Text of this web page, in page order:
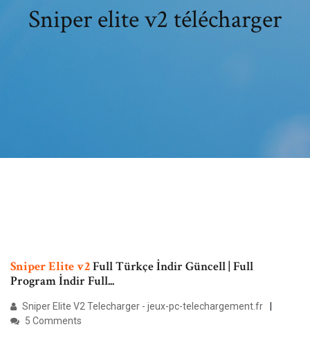
Sniper elite v2 télécharger
SniperElitev2Full Türkçe İndir Güncell | Full
Program İndir Full...
Sniper Elite V2 Telecharger - jeux-pc-telechargement.fr
5 Comments